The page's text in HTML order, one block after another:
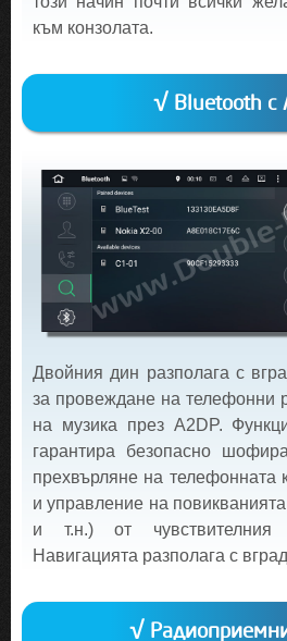
към конзолата.
√ Bluetooth с
Двойния дин разполага с
за провеждане на телефонни
на музика през A2DP.
гарантира безопасно
прехвърляне на телефонната
и управление на
и т.н.) от
Навигацията разполага с
√